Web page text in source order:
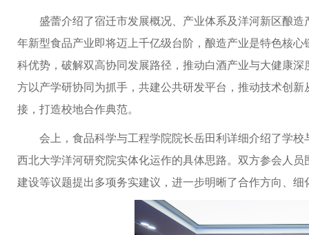
盛蕾介绍了宿迁市发展概况、产业体系及洋河新区酿
年新型食品产业即将迈上千亿级台阶，酿造产业是特色核
科优势，破解双高协同发展路径，推动白酒产业与大健康
方以产学研协同为抓手，共建公共研发平台，推动技术创
接，打造校地合作典范。
会上，食品科学与工程学院院长岳田利详细介绍了学
西北大学洋河研究院实体化运作的具体思路。双方参会人
建设等议题提出多项务实建议，进一步明晰了合作方向、